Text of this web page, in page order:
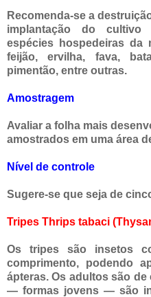
Recomenda-se a
implantação do
espécies hospedeiras da
feijão, ervilha, fava,
pimentão, entre outras.
Amostragem
Avaliar a folha mais
amostrados em uma área
Nível de controle
Sugere-se que seja de
Tripes Thrips tabaci
Os tripes são insetos
comprimento, podendo
ápteras. Os adultos são
— formas jovens — são